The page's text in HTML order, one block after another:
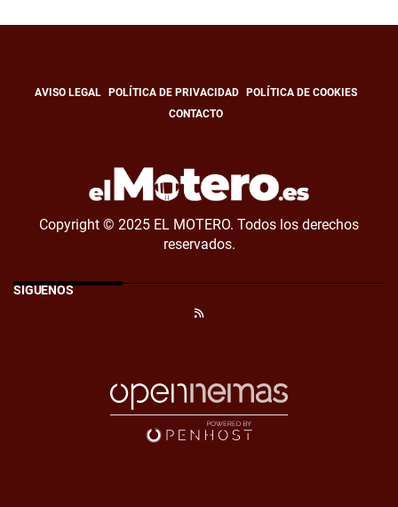
AVISO LEGAL POLÍTICA DE PRIVACIDAD
POLÍTICA DE COOKIES
CONTACTO
Copyright © 2025 EL MOTERO. Todos los derechos
reservados.
SÍGUENOS